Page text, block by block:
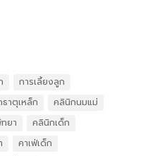
การเลี้ยงลูก
ธาตุเหล็ก
คลินิกนมแม่
ยา
คลินิกเด็ก
คาเฟ่เด็ก